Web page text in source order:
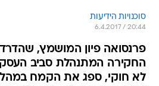
סוכנויות הידיעות
6.4.2017 / 20:44
פרנסואה פיון המושמץ,
החקירה המתנהלת סביב
לא חוקי, ספג את הקמח